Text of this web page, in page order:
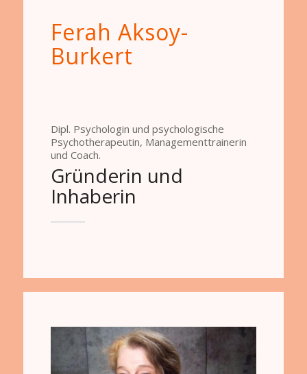
Ferah Aksoy-
Burkert
Dipl. Psychologin und psychologische
Psychotherapeutin, Managementtrainerin
und Coach.
Gründerin und
Inhaberin